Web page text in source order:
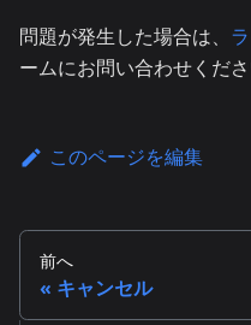
問題が発生した場合は、
ームにお問い合わせくだ
このページを編集
前へ
キャンセル